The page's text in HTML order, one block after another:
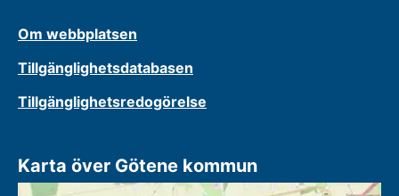
Om webbplatsen
Tillgänglighetsdatabasen
Tillgänglighetsredogörelse
Karta över Götene kommun